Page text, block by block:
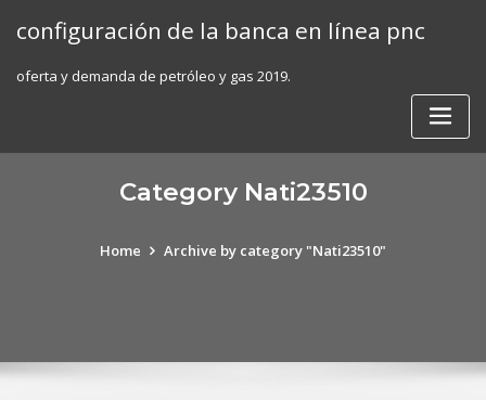
configuración de la banca en línea pnc
oferta y demanda de petróleo y gas 2019.
Category Nati23510
Home Archive by category "Nati23510"